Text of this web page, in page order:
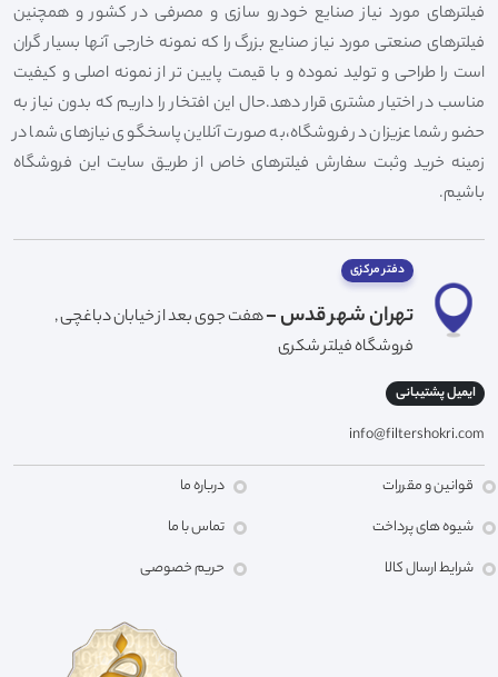
فیلترهای مورد نیاز صنایع خودرو سازی و مصرفی در کشور و همچنین
فیلترهای صنعتی مورد نیاز صنایع بزرگ را که نمونه خارجی آنها بسیار گران
است را طراحی و تولید نموده و با قیمت پایین تر از نمونه اصلی و کیفیت
مناسب در اختیار مشتری قرار دهد.حال این افتخار را داریم که بدون نیاز به
حضور شما عزیزان در فروشگاه،به صورت آنلاین پاسخگوی نیازهای شما در
زمینه خرید وثبت سفارش فیلترهای خاص از طریق سایت این فروشگاه
باشیم.
دفتر مرکزی
تهران شهر قدس -هفت جوی بعد از خیابان دباغچی ,
فروشگاه فیلتر شکری
ایمیل پشتیبانی
info@filtershokri.com
قوانین و مقررات
شیوه های پرداخت
شرایط ارسال کالا
درباره ما
تماس با ما
حریم خصوصی